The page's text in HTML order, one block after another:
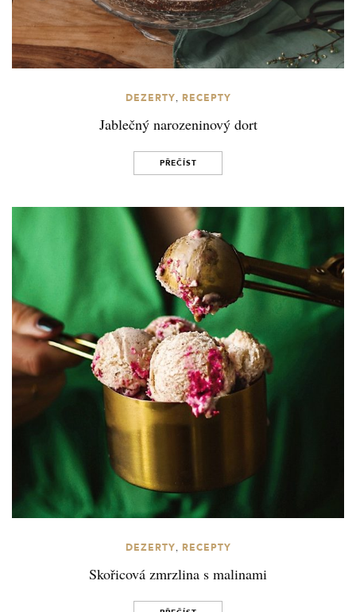
DEZERTY, RECEPTY
Jablečný narozeninový dort
PŘEČÍST
DEZERTY, RECEPTY
Skořicová zmrzlina s malinami